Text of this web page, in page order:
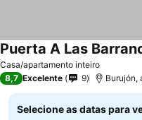
Casa/apartamento inteiro
Puerta A Las
8,7 Excelente 9 Burujón,
Selecione as datas para